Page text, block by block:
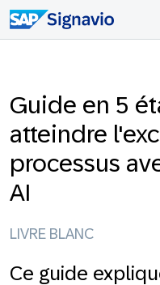
Guide en 5
atteindre
processus
AI
LIVRE BLANC
Ce guide